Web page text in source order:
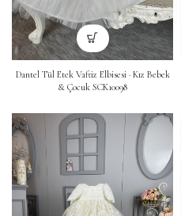
Dantel Tül Etek Vaftiz Elbisesi · Kız Bebek
& Çocuk SCK10098